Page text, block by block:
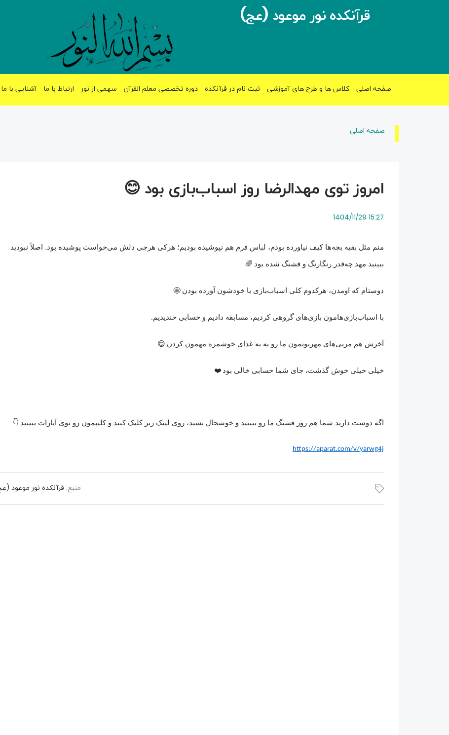
قرآنکده نور موعود (عج)
صفحه اصلی کلاس ها و طرح های آموزشی ثبت نام در قرآنکده دوره تخصصی معلم القرآن سهمی از نور ارتباط با ما آشنایی با ما
صفحه اصلی
امروز توی مهدالرضا روز اسباب‌بازی بود 😊
15:27 1404/11/29
منم مثل بقیه بچه‌ها کیف نیاورده بودم، لباس فرم هم نپوشیده بودیم؛ هرکی هرچی دلش می‌خواست پوشیده بود. اصلاً نبودید
ببینید مهد چه‌قدر رنگارنگ و قشنگ شده بود 🌈
دوستام که اومدن، هرکدوم کلی اسباب‌بازی با خودشون آورده بودن 🤩
با اسباب‌بازی‌هامون بازی‌های گروهی کردیم، مسابقه دادیم و حسابی خندیدیم .
آخرش هم مربی‌های مهربونمون ما رو به یه غذای خوشمزه مهمون کردن 😋
خیلی خیلی خوش گذشت، جای شما حسابی خالی بود ❤
اگه دوست دارید شما هم روز قشنگ ما رو ببینید و خوشحال بشید، روی لینک زیر کلیک کنید و کلیپمون رو توی آپارات ببینید 👇
https://aparat.com/v/yarwg4j
منبع: قرآنکده نور موعود